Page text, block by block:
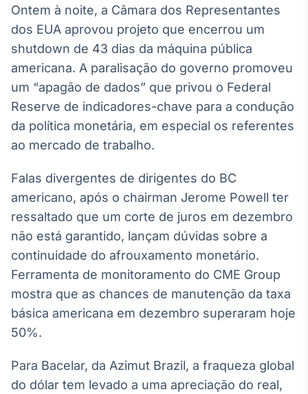
IA
Em breve
BroadFast
Gestão de
Investimentos
Em breve
Em breve
Ontem à noite, a Câmara dos Representantes
dos EUA aprovou projeto que encerrou um
shutdown de 43 dias da máquina pública
americana. A paralisação do governo promoveu
um “apagão de dados” que privou o Federal
Reserve de indicadores-chave para a condução
da política monetária, em especial os referentes
ao mercado de trabalho.
Falas divergentes de dirigentes do BC
americano, após o chairman Jerome Powell ter
ressaltado que um corte de juros em dezembro
não está garantido, lançam dúvidas sobre a
continuidade do afrouxamento monetário.
Ferramenta de monitoramento do CME Group
mostra que as chances de manutenção da taxa
básica americana em dezembro superaram hoje
50%.
Para Bacelar, da Azimut Brazil, a fraqueza global
do dólar tem levado a uma apreciação do real,